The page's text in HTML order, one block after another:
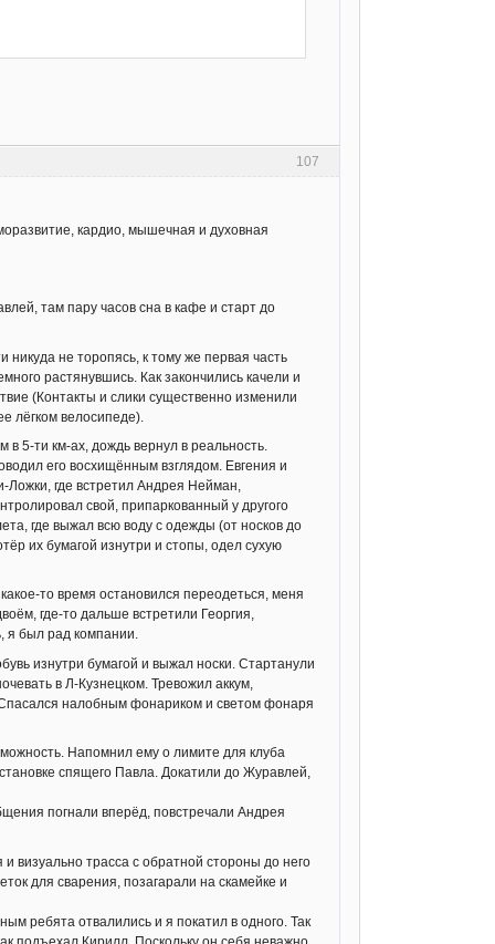
107
кардио, мышечная и духовная
там пару часов сна в кафе и старт до
никуда не торопясь, к тому же первая часть
растянувшись. Как закончились качели и
(Контакты и слики существенно изменили
лёгком велосипеде).
5-ти км-ах, дождь вернул в реальность.
его восхищённым взглядом. Евгения и
где встретил Андрея Нейман,
свой, припаркованный у другого
где выжал всю воду с одежды (от носков до
их бумагой изнутри и стопы, одел сухую
то время остановился переодеться, меня
где-то дальше встретили Георгия,
я был рад компании.
изнутри бумагой и выжал носки. Стартанули
в Л-Кузнецком. Тревожил аккум,
Спасался налобным фонариком и светом фонаря
Напомнил ему о лимите для клуба
спящего Павла. Докатили до Журавлей,
погнали вперёд, повстречали Андрея
визуально трасса с обратной стороны до него
для сварения, позагарали на скамейке и
ребята отвалились и я покатил в одного. Так